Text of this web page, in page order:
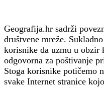
Geografija.hr sadrži
društvene mreže.
korisnike da uzmu u obzir
odgovorna za poštivanje
Stoga korisnike potičemo
svake Internet stranice